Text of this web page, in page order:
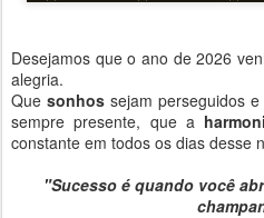
Desejamos que o ano de 2026
alegria.
Que sonhos sejam perseguidos
sempre presente, que a
constante em todos os dias desse
"Sucesso é quando você